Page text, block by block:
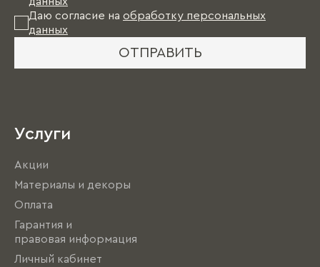
Даю согласие на обработку персональных
данных
ОТПРАВИТЬ
Услуги
Акции
Материалы и декоры
Оплата
Гарантия и
правовая информация
Личный кабинет